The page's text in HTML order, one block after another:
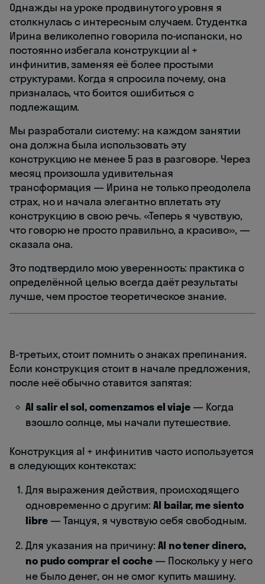
Однажды на уроке продвинутого уровня я
столкнулась с интересным случаем. Студентка
Ирина великолепно говорила по-испански, но
постоянно избегала конструкции al +
инфинитив, заменяя её более простыми
структурами. Когда я спросила почему, она
призналась, что боится ошибиться с
подлежащим.
Мы разработали систему: на каждом занятии
она должна была использовать эту
конструкцию не менее 5 раз в разговоре. Через
месяц произошла удивительная
трансформация — Ирина не только преодолела
страх, но и начала элегантно вплетать эту
конструкцию в свою речь. «Теперь я чувствую,
что говорю не просто правильно, а красиво», —
сказала она.
Это подтвердило мою уверенность: практика с
определённой целью всегда даёт результаты
лучше, чем простое теоретическое знание.
В-третьих, стоит помнить о знаках препинания.
Если конструкция стоит в начале предложения,
после неё обычно ставится запятая:
Al salir el sol, comenzamos el viaje — Когда
взошло солнце, мы начали путешествие.
Конструкция al + инфинитив часто используется
в следующих контекстах:
Для выражения действия, происходящего
одновременно с другим: Al bailar, me siento
libre— Танцуя, я чувствую себя свободным.
Для указания на причину: Al no tener dinero,
no pudo comprar el coche— Поскольку у него
не было денег, он не смог купить машину.